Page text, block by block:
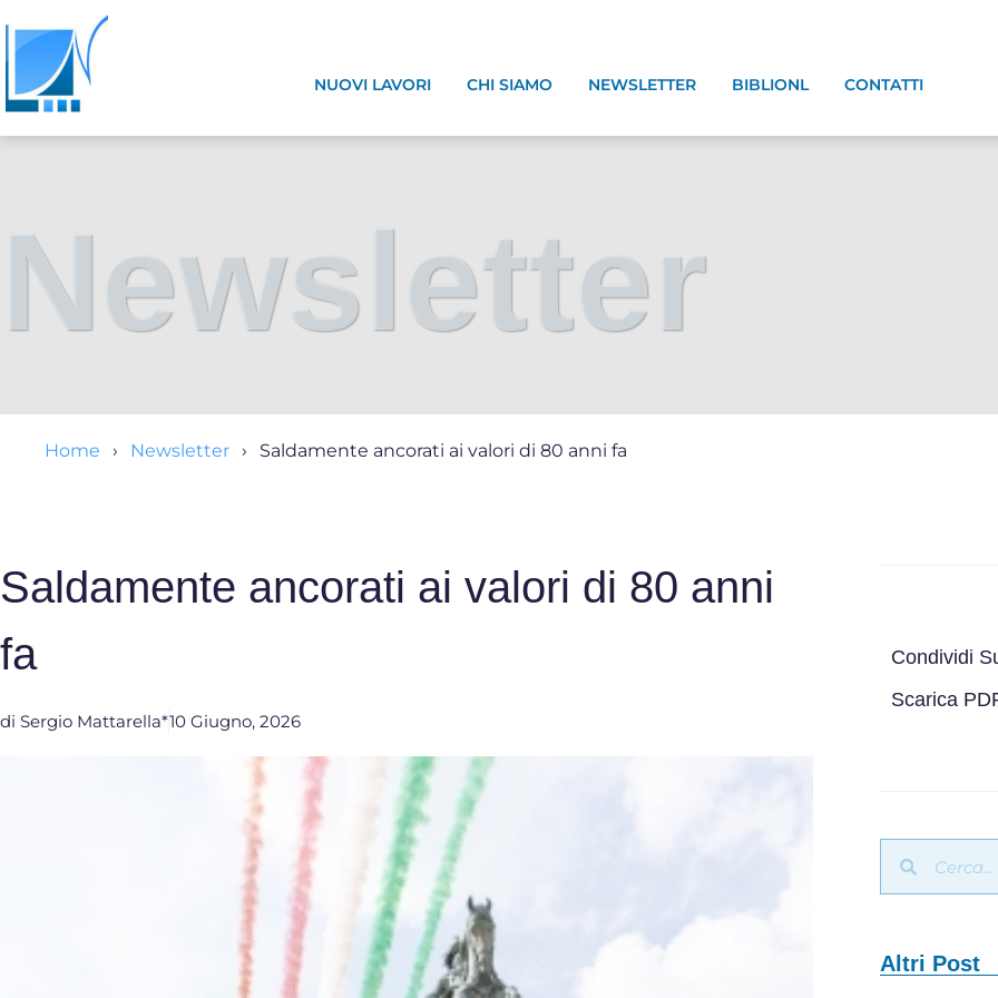
NUOVI LAVORI CHI SIAMO NEWSLETTER BIBLIONL CONTATTI
Newsletter
Home Newsletter Saldamente ancorati ai valori di 80 anni fa
Saldamente ancorati ai valori di 80 anni
fa
di Sergio Mattarella*10 Giugno, 2026
Condividi
Scarica
Altri Post